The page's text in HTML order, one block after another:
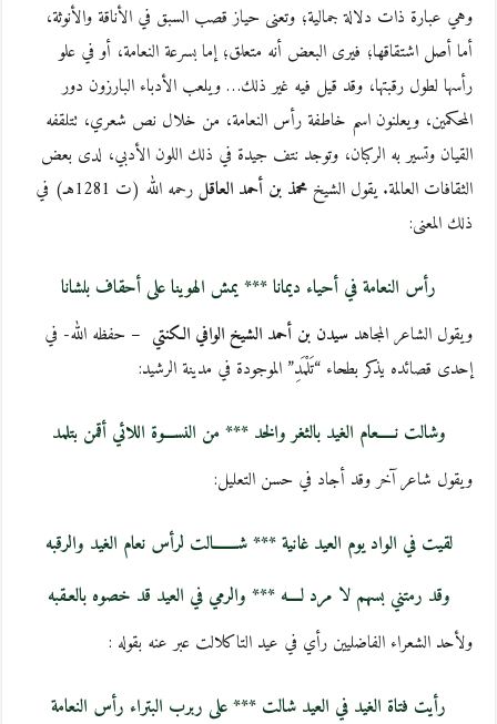
وهي عبارة ذات دلالة جمالية؛ وتعنى حياز قصب السبق في الأناقة والأنوثة،
أما أصل اشتقاقها؛ فيرى البعض أنه متعلق؛ إما بسرعة النعامة، أو في علو
رأسها لطول رقبتها، وقد قيل فيه غير ذلك… ويلعب الأدباء البارزون دور
المحكمين، ويعلنون اسم خاطفة رأس النعامة، من خلال نص شعري، تتلقفه
القيان وتسير به الركبان، وتوجد نتف جيدة في ذلك اللون الأدبي، لدى بعض
الثقافات العالمة. يقول الشيخمحمذ بن أحمد العاقل
رحمه الله (ت 1281هـ) في
ذلك المعنى:
رأس النعامة في أحياء ديمانا *** يمش الهوينا على أحقاف بلشانا
ويقول الشاعر المجاهد سيدن بن أحمد الشيخ الوافي الكنتي – حفظه الله- في
إحدى قصائده يذكر بطحاء “تَلْمَدِ” الموجودة في مدينة الرشيد:
وشالت نـــــعام الغيد بالثغر والخد *** من النســـوة اللائي أقمن بتلمد
ويقول شاعر آخر وقد أجاد في حسن التعليل:
لقيت في الواد يوم العيد غانية *** شـــــــالت لرأس نعام الغيد والرقبه
وقد رمتني بسهم لا مرد لــــه *** والرمي في العيد قد خصوه بالعـقبه
ولأحد الشعراء الفاضليين رأي في عيد التاكلالت عبر عنه بقوله :
رأيت فتاة الغيد في العيد شالت *** على ربرب البتراء رأس النعامة